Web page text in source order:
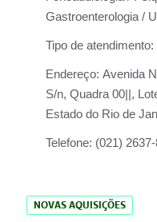
Gastroenterologia /
Tipo de atendimento:
Endereço: Avenida
S/n, Quadra 00||,
Estado do Rio de
Telefone: (021)
NOVAS AQUISIÇÕES